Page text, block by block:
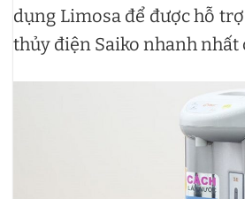
dụng Limosa để được hỗ
thủy điện Saiko nhanh nhất